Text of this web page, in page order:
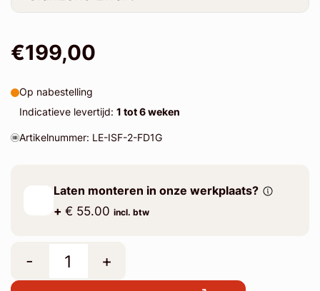
€199,00
Op nabestelling
Indicatieve levertijd: 1 tot 6 weken
Artikelnummer: LE-ISF-2-FD1G
Laten monteren in onze werkplaats?
+ € 55.00 incl. btw
- +